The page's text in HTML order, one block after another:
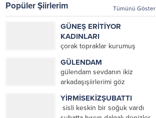
Popüler Şiirlerim Tümünü Göster
GÜNEŞ ERİTİYOR
KADINLARI
çorak topraklar kurumuş
var ki ayaklarım sağlam tarla
törpüsü köstebekler ve fareler
Mezopotamya’da eritiyor
güneş toprağı ve pamuk
toplayan kadınları eriyor
kadınlar güneşte toprağı
GÜLENDAM
gülendam sevdanın ikiz
arkadaşışiirlerimi göz
gülendam rüzgâr ekecektik
denizin en koyu
YİRMİSEKİZŞUBATTI
sisli keskin bir soğuk vardı